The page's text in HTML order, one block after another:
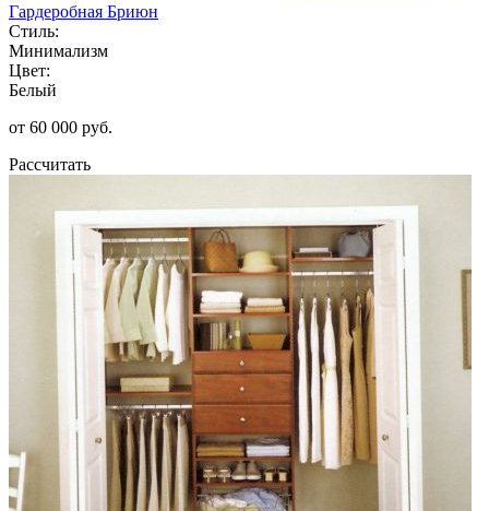
Гардеробная Бриюн
Стиль:
Минимализм
Цвет:
Белый
от 60 000 руб.
Рассчитать